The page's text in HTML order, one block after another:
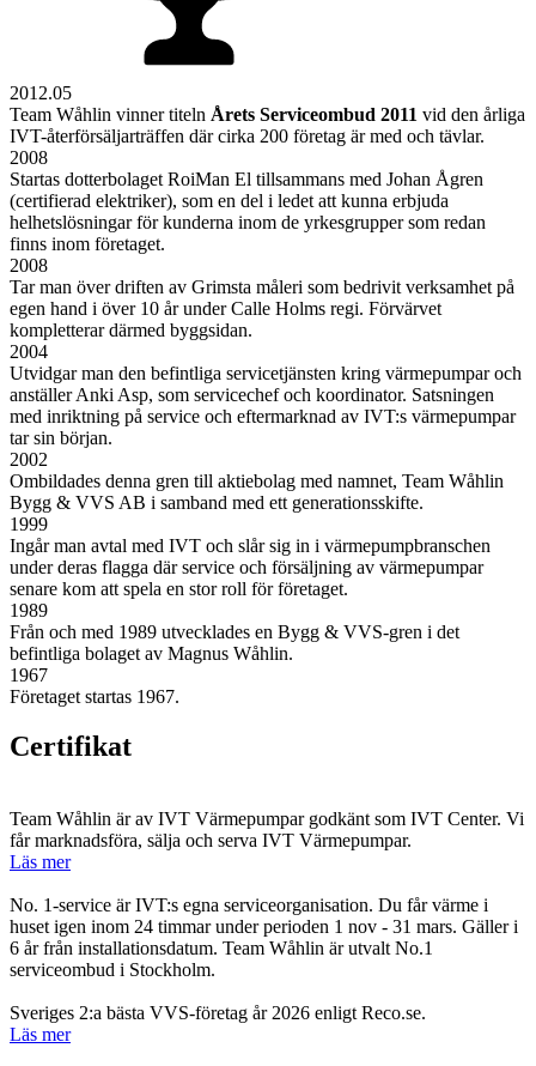
2012.05
Team Wåhlin vinner titeln Årets Serviceombud 2011 vid den årliga
IVT-återförsäljarträffen där cirka 200 företag är med och tävlar.
2008
Startas dotterbolaget RoiMan El tillsammans med Johan Ågren
(certifierad elektriker), som en del i ledet att kunna erbjuda
helhetslösningar för kunderna inom de yrkesgrupper som redan
finns inom företaget.
2008
Tar man över driften av Grimsta måleri som bedrivit verksamhet på
egen hand i över 10 år under Calle Holms regi. Förvärvet
kompletterar därmed byggsidan.
2004
Utvidgar man den befintliga servicetjänsten kring värmepumpar och
anställer Anki Asp, som servicechef och koordinator. Satsningen
med inriktning på service och eftermarknad av IVT:s värmepumpar
tar sin början.
2002
Ombildades denna gren till aktiebolag med namnet, Team Wåhlin
Bygg & VVS AB i samband med ett generationsskifte.
1999
Ingår man avtal med IVT och slår sig in i värmepumpbranschen
under deras flagga där service och försäljning av värmepumpar
senare kom att spela en stor roll för företaget.
1989
Från och med 1989 utvecklades en Bygg & VVS-gren i det
befintliga bolaget av Magnus Wåhlin.
1967
Företaget startas 1967.
Certifikat
Team Wåhlin är av IVT Värmepumpar godkänt som IVT Center. Vi
får marknadsföra, sälja och serva IVT Värmepumpar.
Läs mer
No. 1-service är IVT:s egna serviceorganisation. Du får värme i
huset igen inom 24 timmar under perioden 1 nov - 31 mars. Gäller i
6 år från installationsdatum. Team Wåhlin är utvalt No.1
serviceombud i Stockholm.
Sveriges 2:a bästa VVS-företag år 2026 enligt Reco.se.
Läs mer